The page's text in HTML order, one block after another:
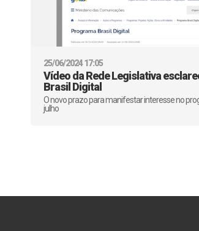
25/06/2024 17:05
Vídeo da Rede Legislativa
Brasil Digital
O novo prazo para manifestar interesse no
julho